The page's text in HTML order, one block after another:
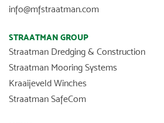
info@mfstraatman.com
STRAATMAN GROUP
Straatman Dredging & Construction
Straatman Mooring Systems
Kraaijeveld Winches
Straatman SafeCom